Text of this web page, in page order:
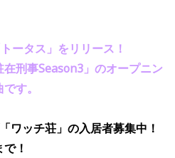
ータス」をリリース！
刑事Season3」のオープニン
す。
ワッチ荘」の入居者募集中 ！
で！